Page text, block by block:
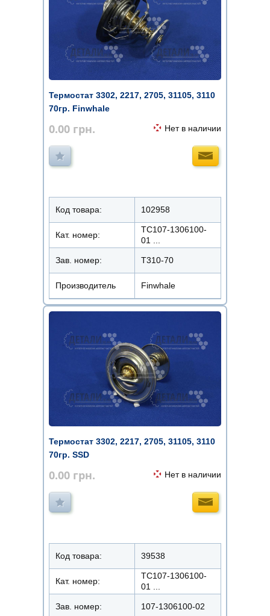
Термостат 3302, 2217, 2705, 31105, 3110
70гр. Finwhale
0.00 грн. Нет в наличии
Код товара: 102958
Кат. номер:
ТС107-1306100-
01 ...
Зав. номер: T310-70
Производитель Finwhale
Термостат 3302, 2217, 2705, 31105, 3110
70гр. SSD
0.00 грн. Нет в наличии
Код товара: 39538
Кат. номер:
ТС107-1306100-
01 ...
Зав. номер: 107-1306100-02